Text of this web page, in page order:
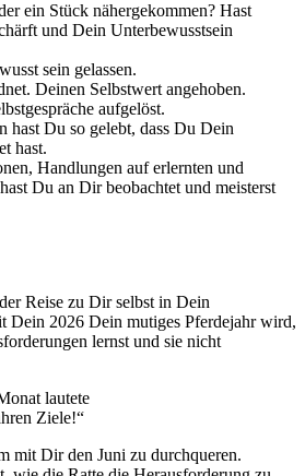
ein Stück nähergekommen? Hast
und Dein Unterbewusstsein
sein gelassen.
Deinen Selbstwert angehoben.
aufgelöst.
hast Du so gelebt, dass Du Dein
hast.
Handlungen auf erlernten und
Du an Dir beobachtet und meisterst
Reise zu Dir selbst in Dein
Dein 2026 Dein mutiges Pferdejahr wird,
lernst und sie nicht
lautete
Ziele!“
mit Dir den Juni zu durchqueren.